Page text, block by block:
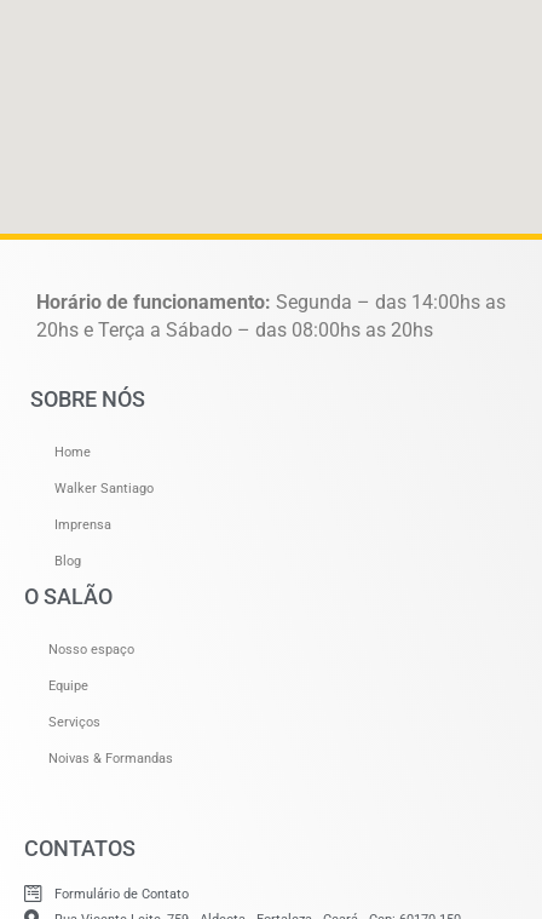
Horário de funcionamento: Segunda – das 14:00hs as
20hs e Terça a Sábado – das 08:00hs as 20hs
SOBRE NÓS
Home
Walker Santiago
Imprensa
Blog
O SALÃO
Nosso espaço
Equipe
Serviços
Noivas & Formandas
CONTATOS
Formulário de Contato